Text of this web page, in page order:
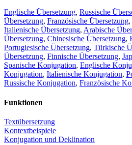
Englische Übersetzung, Russische
Übersetzung, Französische Übersetzung,
Italienische Übersetzung, Arabische
Übersetzung, Chinesische Übersetzung,
Portugiesische Übersetzung, Türkische
Übersetzung, Finnische Übersetzung,
Spanische Konjugation, Englische
Konjugation, Italienische Konjugation,
Russische Konjugation, Französische
Funktionen
Textübersetzung
Kontextbeispiele
Konjugation und Deklination